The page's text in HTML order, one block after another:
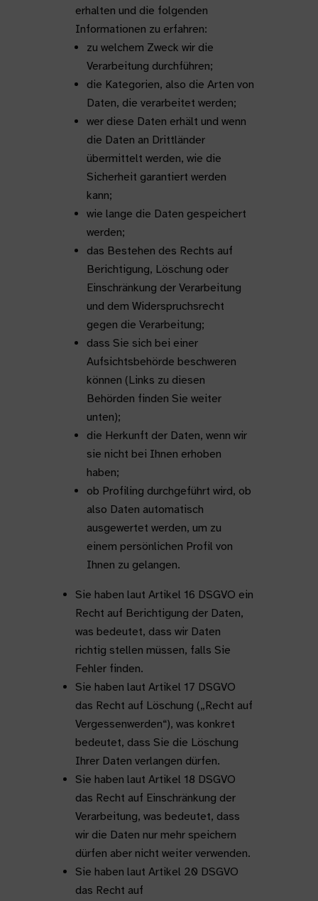
erhalten und die folgenden
Informationen zu erfahren:
zu welchem Zweck wir die
Verarbeitung durchführen;
die Kategorien, also die Arten von
Daten, die verarbeitet werden;
wer diese Daten erhält und wenn
die Daten an Drittländer
übermittelt werden, wie die
Sicherheit garantiert werden
kann;
wie lange die Daten gespeichert
werden;
das Bestehen des Rechts auf
Berichtigung, Löschung oder
Einschränkung der Verarbeitung
und dem Widerspruchsrecht
gegen die Verarbeitung;
dass Sie sich bei einer
Aufsichtsbehörde beschweren
können (Links zu diesen
Behörden finden Sie weiter
unten);
die Herkunft der Daten, wenn wir
sie nicht bei Ihnen erhoben
haben;
ob Profiling durchgeführt wird, ob
also Daten automatisch
ausgewertet werden, um zu
einem persönlichen Profil von
Ihnen zu gelangen.
Sie haben laut Artikel 16 DSGVO ein
Recht auf Berichtigung der Daten,
was bedeutet, dass wir Daten
richtig stellen müssen, falls Sie
Fehler finden.
Sie haben laut Artikel 17 DSGVO
das Recht auf Löschung („Recht auf
Vergessenwerden“), was konkret
bedeutet, dass Sie die Löschung
Ihrer Daten verlangen dürfen.
Sie haben laut Artikel 18 DSGVO
das Recht auf Einschränkung der
Verarbeitung, was bedeutet, dass
wir die Daten nur mehr speichern
dürfen aber nicht weiter verwenden.
Sie haben laut Artikel 20 DSGVO
das Recht auf